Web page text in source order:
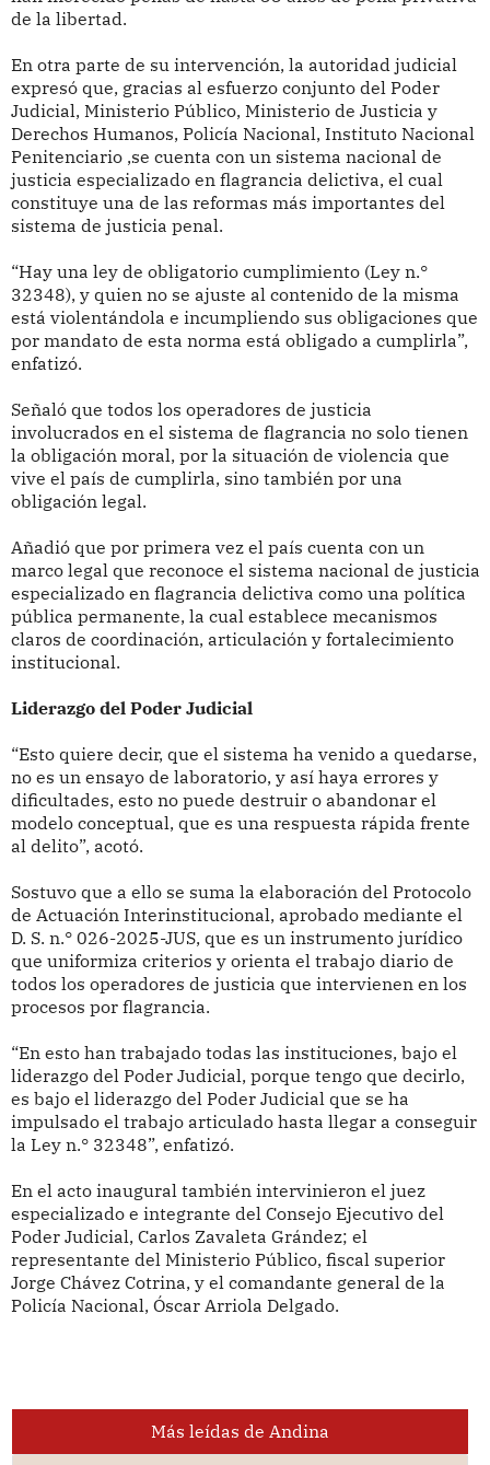
de la libertad.
En otra parte de su intervención, la autoridad judicial
expresó que, gracias al esfuerzo conjunto del Poder
Judicial, Ministerio Público, Ministerio de Justicia y
Derechos Humanos, Policía Nacional, Instituto Nacional
Penitenciario ,se cuenta con un sistema nacional de
justicia especializado en flagrancia delictiva, el cual
constituye una de las reformas más importantes del
sistema de justicia penal.
“Hay una ley de obligatorio cumplimiento (Ley n.°
32348), y quien no se ajuste al contenido de la misma
está violentándola e incumpliendo sus obligaciones que
por mandato de esta norma está obligado a cumplirla”,
enfatizó.
Señaló que todos los operadores de justicia
involucrados en el sistema de flagrancia no solo tienen
la obligación moral, por la situación de violencia que
vive el país de cumplirla, sino también por una
obligación legal.
Añadió que por primera vez el país cuenta con un
marco legal que reconoce el sistema nacional de justicia
especializado en flagrancia delictiva como una política
pública permanente, la cual establece mecanismos
claros de coordinación, articulación y fortalecimiento
institucional.
Liderazgo del Poder Judicial
“Esto quiere decir, que el sistema ha venido a quedarse,
no es un ensayo de laboratorio, y así haya errores y
dificultades, esto no puede destruir o abandonar el
modelo conceptual, que es una respuesta rápida frente
al delito”, acotó.
Sostuvo que a ello se suma la elaboración del Protocolo
de Actuación Interinstitucional, aprobado mediante el
D. S. n.° 026-2025-JUS, que es un instrumento jurídico
que uniformiza criterios y orienta el trabajo diario de
todos los operadores de justicia que intervienen en los
procesos por flagrancia.
“En esto han trabajado todas las instituciones, bajo el
liderazgo del Poder Judicial, porque tengo que decirlo,
es bajo el liderazgo del Poder Judicial que se ha
impulsado el trabajo articulado hasta llegar a conseguir
la Ley n.° 32348”, enfatizó.
En el acto inaugural también intervinieron el juez
especializado e integrante del Consejo Ejecutivo del
Poder Judicial, Carlos Zavaleta Grández; el
representante del Ministerio Público, fiscal superior
Jorge Chávez Cotrina, y el comandante general de la
Policía Nacional, Óscar Arriola Delgado.
Más leídas de Andina